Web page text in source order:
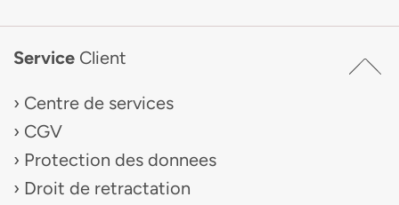
Service Client
Centre de services
CGV
Protection des donnees
Droit de retractation